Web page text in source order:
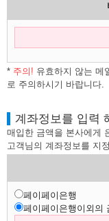
* 주의! 유효하지 않는 메
로 주의하시기 바랍니다.
계좌정보를 입력
매입한 금액을 본사에게
고객님의 계좌정보를 지
페이페이은행
페이페이은행이외의